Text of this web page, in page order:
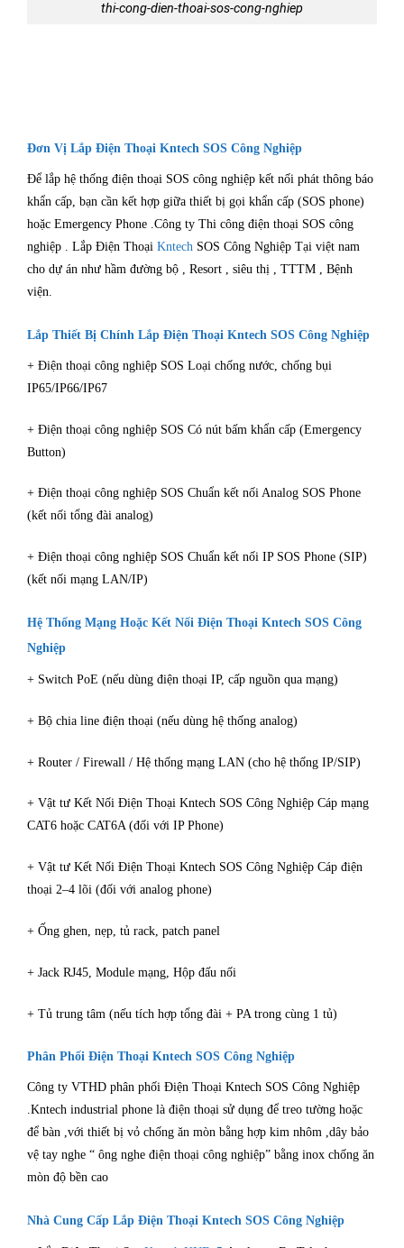
thi-cong-dien-thoai-sos-cong-nghiep
Đơn Vị Lắp Điện Thoại Kntech SOS Công Nghiệp
Để lắp hệ thống điện thoại SOS công nghiệp kết nối phát thông báo
khẩn cấp, bạn cần kết hợp giữa thiết bị gọi khẩn cấp (SOS phone)
hoặc Emergency Phone .Công ty Thi công điện thoại SOS công
nghiệp . Lắp Điện Thoại Kntech SOS Công Nghiệp Tại việt nam
cho dự án như hầm đường bộ , Resort , siêu thị , TTTM , Bệnh
viện.
Lắp Thiết Bị Chính Lắp Điện Thoại Kntech SOS Công Nghiệp
+ Điện thoại công nghiệp SOS Loại chống nước, chống bụi
IP65/IP66/IP67
+ Điện thoại công nghiệp SOS Có nút bấm khẩn cấp (Emergency
Button)
+ Điện thoại công nghiệp SOS Chuẩn kết nối Analog SOS Phone
(kết nối tổng đài analog)
+ Điện thoại công nghiệp SOS Chuẩn kết nối IP SOS Phone (SIP)
(kết nối mạng LAN/IP)
Hệ Thống Mạng Hoặc Kết Nối Điện Thoại Kntech SOS Công
Nghiệp
+ Switch PoE (nếu dùng điện thoại IP, cấp nguồn qua mạng)
+ Bộ chia line điện thoại (nếu dùng hệ thống analog)
+ Router / Firewall / Hệ thống mạng LAN (cho hệ thống IP/SIP)
+ Vật tư Kết Nối Điện Thoại Kntech SOS Công Nghiệp Cáp mạng
CAT6 hoặc CAT6A (đối với IP Phone)
+ Vật tư Kết Nối Điện Thoại Kntech SOS Công Nghiệp Cáp điện
thoại 2–4 lõi (đối với analog phone)
+ Ống ghen, nẹp, tủ rack, patch panel
+ Jack RJ45, Module mạng, Hộp đấu nối
+ Tủ trung tâm (nếu tích hợp tổng đài + PA trong cùng 1 tủ)
Phân Phối Điện Thoại Kntech SOS Công Nghiệp
Công ty VTHD phân phối Điện Thoại Kntech SOS Công Nghiệp
.Kntech industrial phone là điện thoại sử dụng để treo tường hoặc
để bàn ,với thiết bị vỏ chống ăn mòn bằng hợp kim nhôm ,dây bảo
vệ tay nghe “ ông nghe điện thoại công nghiệp” bằng inox chống ăn
mòn độ bền cao
Nhà Cung Cấp Lắp Điện Thoại Kntech SOS Công Nghiệp